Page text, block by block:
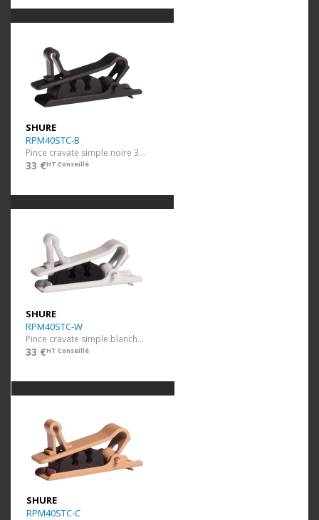
SHURE
RPM40STC-B
Pince cravate simple noire 3 pcs
33 €HT Conseillé
SHURE
RPM40STC-W
Pince cravate simple blanche 3 pcs
33 €HT Conseillé
SHURE
RPM40STC-C